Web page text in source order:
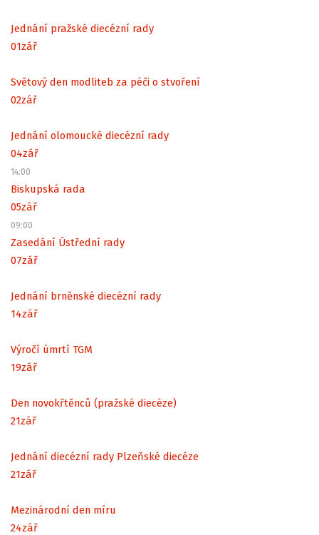
Jednání pražské diecézní rady
01zář
Světový den modliteb za péči o stvoření
02zář
Jednání olomoucké diecézní rady
04zář
14:00
Biskupská rada
05zář
09:00
Zasedání Ústřední rady
07zář
Jednání brněnské diecézní rady
14zář
Výročí úmrtí TGM
19zář
Den novokřtěnců (pražské diecéze)
21zář
Jednání diecézní rady Plzeňské diecéze
21zář
Mezinárodní den míru
24zář